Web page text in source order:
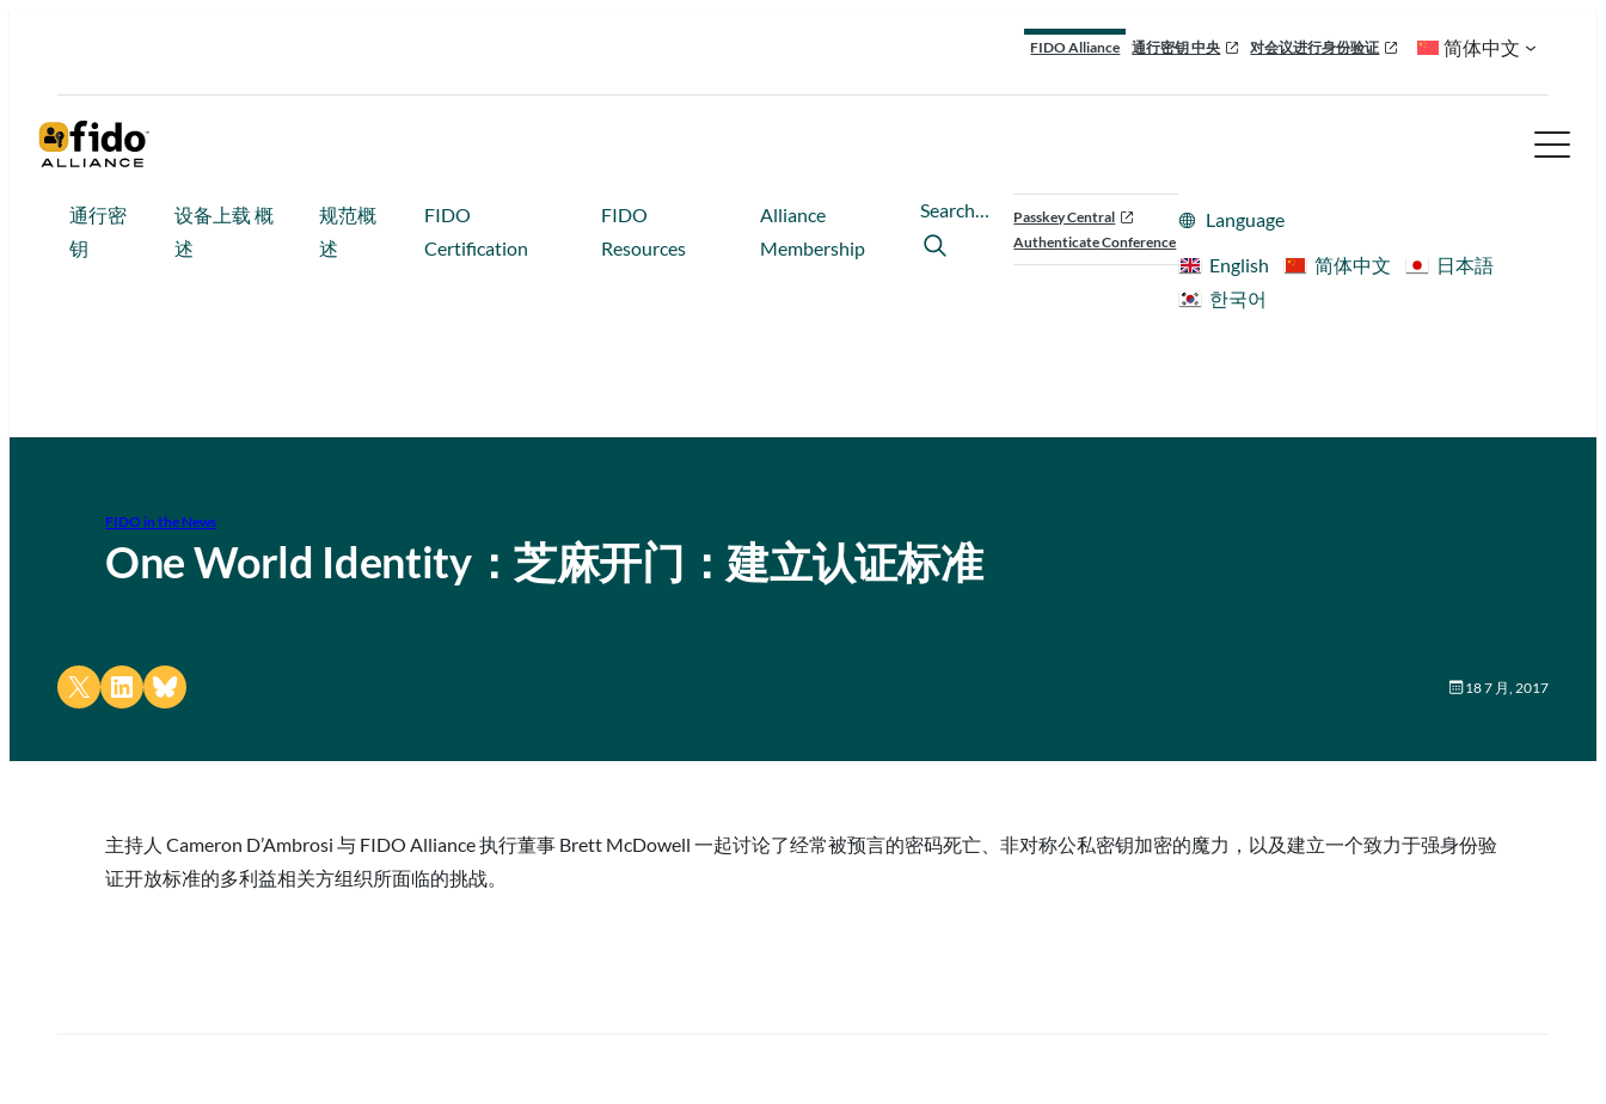
FIDO Alliance 通行密钥 中央 对会议进行身份验证 简体中文
通行密
钥
设备上载 概
述
规范概
述
FIDO
Certification
FIDO
Resources
Alliance
Membership
Search…
Passkey Central
Authenticate Conference
Language
English
简体中文
日本語
한국어
FIDO in the News
One World Identity：芝麻开门：建立认证标准
Share on X Share on LinkedIn
Share on Bluesky 18 7 月, 2017
主持人 Cameron D’Ambrosi 与 FIDO Alliance 执行董事 Brett McDowell 一起讨论了经常被预言的密码死亡、非对称公私密钥加密的魔力，以及建立一个致力于强身份验
证开放标准的多利益相关方组织所面临的挑战。